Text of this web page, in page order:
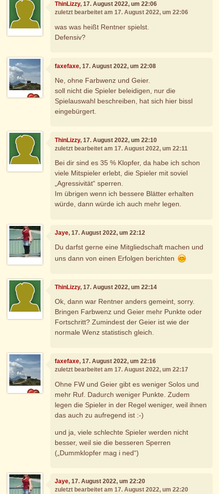
ThinLizzy, 17. August 2022, um 22:06
zuletzt bearbeitet am 17. August 2022, um 22:06
was was heißt Rentner spielst.
Defensiv?
faxefaxe, 17. August 2022, um 22:08
Ne, ohne Farbwenz und Geier.
soll nicht die Spieler beleidigen, nur die
Spielauswahl beschreiben, hat sich hier bissl
eingebürgert.
ThinLizzy, 17. August 2022, um 22:10
zuletzt bearbeitet am 17. August 2022, um 22:11
Bei dir sind es 35 % Klopfer, da habe ich schon
viele Mitspieler erlebt, die Spieler mit soviel
„Agressivität“ sperren.
Im übrigen wenn ich bessere Blätter erhalten
würde, dann würde ich auch mehr legen.
Jaye, 17. August 2022, um 22:12
Du darfst gerne eine Mitgliedschaft machen und
uns dann von einen Erfolgen berichten
ThinLizzy, 17. August 2022, um 22:14
Ok, dann war Rentner anders gemeint, sorry.
Bringen Farbwenz und Geier mehr Punkte oder
Fortschritt? Zumindest der Geier ist wie der
normale Wenz statistisch gleich.
faxefaxe, 17. August 2022, um 22:16
zuletzt bearbeitet am 17. August 2022, um 22:17
Ohne FW und Geier gibt es weniger Solos und
mehr Ruf. Dadurch weniger Punkte. Zudem
legen die Spieler in der Regel weniger, weil ihnen
das auch zu aufregend ist :-)
und ja, viele schlechte Spieler werden nicht
besser, weil sie die besseren Sperren
(„Dummklopfer mag i ned“)
Jaye, 17. August 2022, um 22:20
zuletzt bearbeitet am 17. August 2022, um 22:20